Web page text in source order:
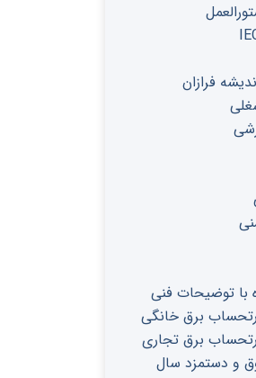
فرازان
برق خانگی
برق تجاری
و دستمزد سال